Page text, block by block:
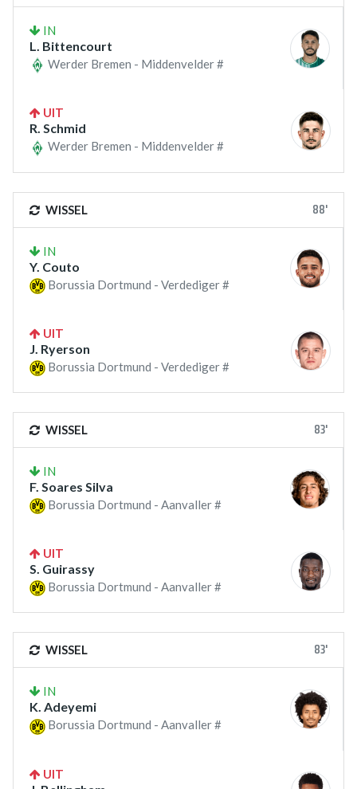
IN
L. Bittencourt
Werder Bremen - Middenvelder #
UIT
R. Schmid
Werder Bremen - Middenvelder #
WISSEL 88'
IN
Y. Couto
Borussia Dortmund - Verdediger #
UIT
J. Ryerson
Borussia Dortmund - Verdediger #
WISSEL 83'
IN
F. Soares Silva
Borussia Dortmund - Aanvaller #
UIT
S. Guirassy
Borussia Dortmund - Aanvaller #
WISSEL 83'
IN
K. Adeyemi
Borussia Dortmund - Aanvaller #
UIT